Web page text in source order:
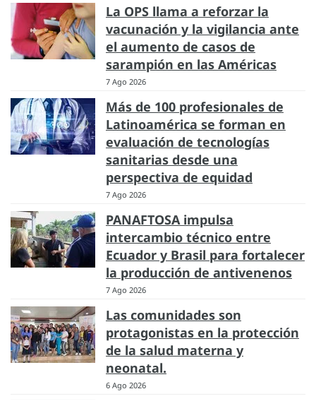
La OPS llama a reforzar la
vacunación y la vigilancia ante
el aumento de casos de
sarampión en las Américas
7 Ago 2026
Más de 100 profesionales de
Latinoamérica se forman en
evaluación de tecnologías
sanitarias desde una
perspectiva de equidad
7 Ago 2026
PANAFTOSA impulsa
intercambio técnico entre
Ecuador y Brasil para fortalecer
la producción de antivenenos
7 Ago 2026
Las comunidades son
protagonistas en la protección
de la salud materna y
neonatal.
6 Ago 2026